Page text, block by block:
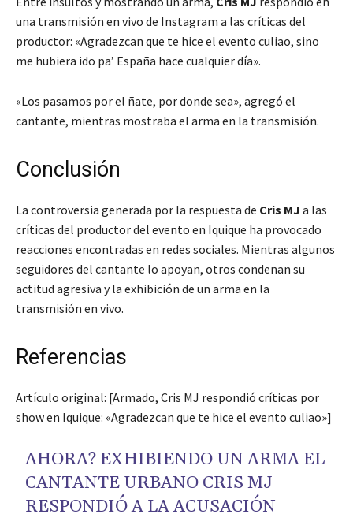
una transmisión en vivo de Instagram a las críticas del
productor: «Agradezcan que te hice el evento culiao, sino
me hubiera ido pa’ España hace cualquier día».
«Los pasamos por el ñate, por donde sea», agregó el
cantante, mientras mostraba el arma en la transmisión.
Conclusión
La controversia generada por la respuesta de Cris MJ a las
críticas del productor del evento en Iquique ha provocado
reacciones encontradas en redes sociales. Mientras algunos
seguidores del cantante lo apoyan, otros condenan su
actitud agresiva y la exhibición de un arma en la
transmisión en vivo.
Referencias
Artículo original: [Armado, Cris MJ respondió críticas por
show en Iquique: «Agradezcan que te hice el evento culiao»]
AHORA? EXHIBIENDO UN ARMA EL
CANTANTE URBANO CRIS MJ
RESPONDIÓ A LA ACUSACIÓN